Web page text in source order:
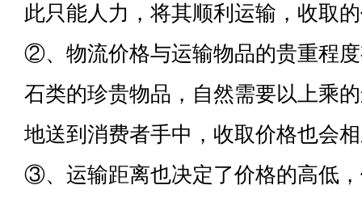
此只能人力，将其顺利运输，收取
②、物流价格与运输物品的贵重程
石类的珍贵物品，自然需要以上乘
地送到消费者手中，收取价格也会
③、运输距离也决定了价格的高低